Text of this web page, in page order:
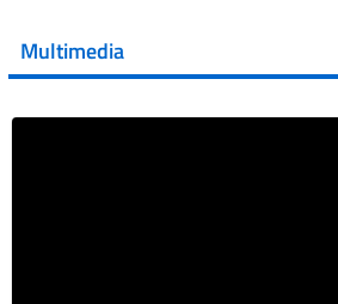
Vai al post →
Multimedia